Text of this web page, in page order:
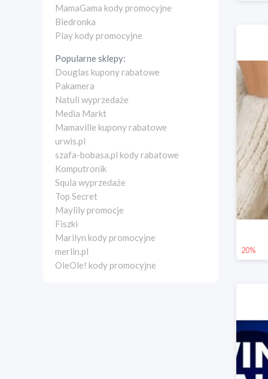
MamaGama kody promocyjne
Biedronka
Play kody promocyjne
Popularne sklepy:
Douglas kupony rabatowe
Pakamera
Natuli wyprzedaże
Media Markt
Mamaville kupony rabatowe
urwis.pl
szafa-bobasa.pl kody rabatowe
Komputronik
Squla wyprzedaże
Top Secret
Maylily promocje
Fiszki
Marilyn kody promocyjne
merlin.pl
OleOle! kody promocyjne
20%